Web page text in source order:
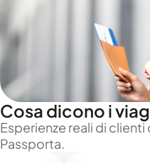
Cosa dicono i
Esperienze reali di
Passporta.